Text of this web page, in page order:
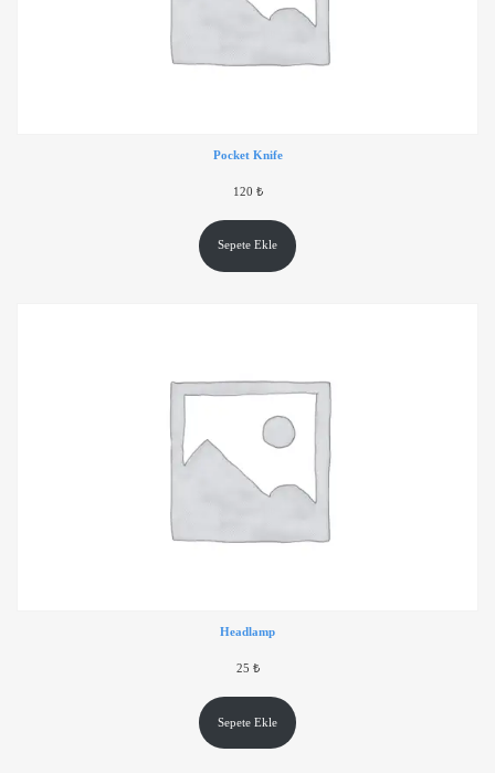
Pocket Knife
120 ₺
Sepete Ekle
Headlamp
25 ₺
Sepete Ekle